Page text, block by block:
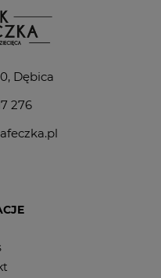
Dębica
276